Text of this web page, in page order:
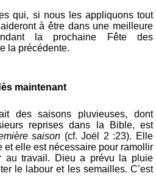
qui, si nous les appliquons tout
à être dans une meilleure
la prochaine Fête des
la précédente.
maintenant
des saisons pluvieuses, dont
reprises dans la Bible, est
saison (cf. Joël 2 :23). Elle
et elle est nécessaire pour ramollir
au travail. Dieu a prévu la pluie
le labour et les semailles. C’est